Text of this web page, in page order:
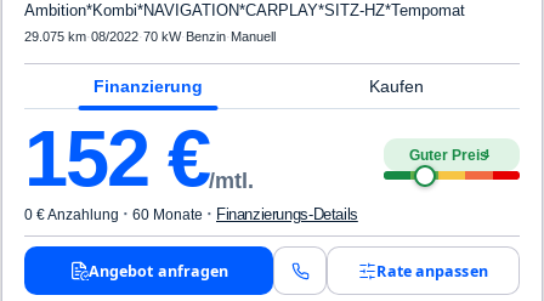
Ambition*Kombi*NAVIGATION*CARPLAY*SITZ-HZ*Tempomat
29.075 km·08/2022·70 kW· Benzin· Manuell
Finanzierung Kaufen
152 €/mtl.
Guter Preis4
0 € Anzahlung · 60 Monate · Finanzierungs-Details
Angebot anfragen Rate anpassen